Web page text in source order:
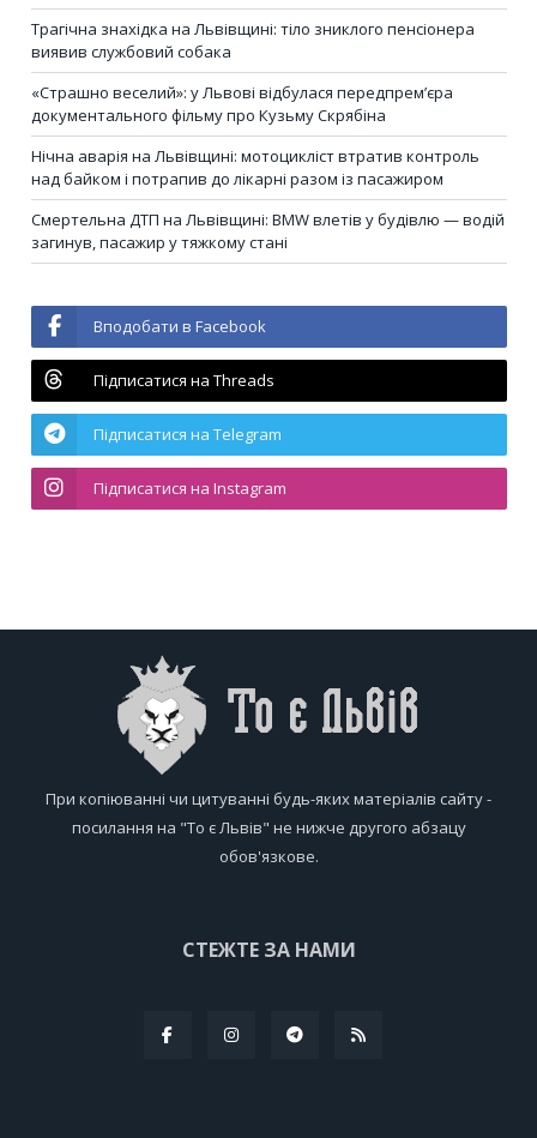
Трагічна знахідка на Львівщині: тіло зниклого пенсіонера
виявив службовий собака
«Страшно веселий»: у Львові відбулася передпрем’єра
документального фільму про Кузьму Скрябіна
Нічна аварія на Львівщині: мотоцикліст втратив контроль
над байком і потрапив до лікарні разом із пасажиром
Смертельна ДТП на Львівщині: BMW влетів у будівлю — водій
загинув, пасажир у тяжкому стані
Вподобати в Facebook
Підписатися на Threads
Підписатися на Telegram
Підписатися на Instagram
При копіюванні чи цитуванні будь-яких матеріалів сайту -
посилання на "То є Львів" не нижче другого абзацу
обов'язкове.
СТЕЖТЕ ЗА НАМИ